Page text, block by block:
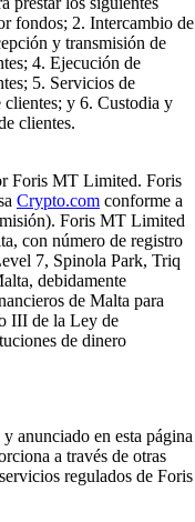
fondos; 2. Intercambio de
y transmisión de
4. Ejecución de
5. Servicios de
clientes; y 6. Custodia y
clientes.
Foris MT Limited. Foris
Crypto.com conforme a
Foris MT Limited
con número de registro
7, Spinola Park, Triq
debidamente
de Malta para
III de la Ley de
de dinero
anunciado en esta página
a través de otras
regulados de Foris